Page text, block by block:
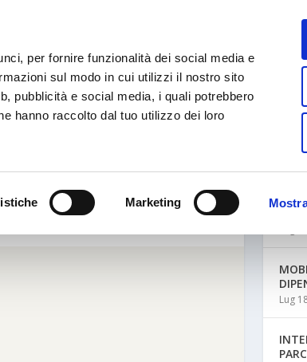
per fornire funzionalità dei social media e
sul modo in cui utilizzi il nostro sito
pubblicità e social media, i quali potrebbero
hanno raccolto dal tuo utilizzo dei loro
Marketing
Lug